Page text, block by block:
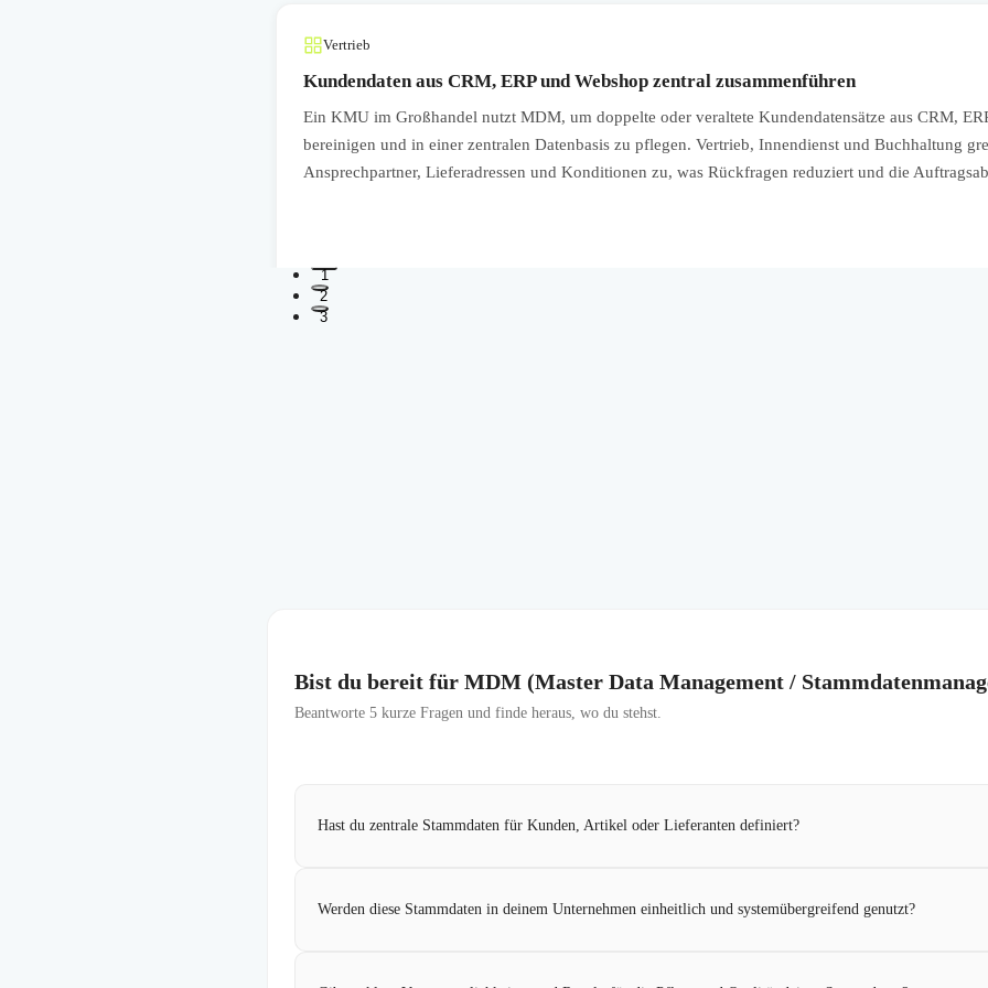
Vertrieb
Kundendaten aus CRM, ERP und Webshop zentral zusammenführen
Ein KMU im Großhandel nutzt MDM, um doppelte oder veraltete Kundendatensätze aus CRM,
bereinigen und in einer zentralen Datenbasis zu pflegen. Vertrieb, Innendienst und Buchhaltung
Ansprechpartner, Lieferadressen und Konditionen zu, was Rückfragen reduziert und die
1
2
3
Bist du bereit für MDM (Master Data Management /
Beantworte 5 kurze Fragen und finde heraus, wo du stehst.
Hast du zentrale Stammdaten für Kunden, Artikel oder Lieferanten definiert?
Werden diese Stammdaten in deinem Unternehmen einheitlich und systemübergreifend genutzt?